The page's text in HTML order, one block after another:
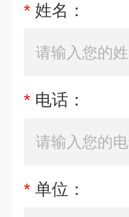
* 姓名：
* 电话：
* 单位：